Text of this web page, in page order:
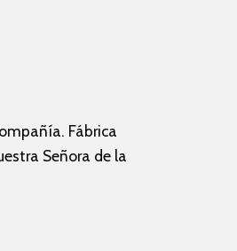
Fábrica
Señora de la